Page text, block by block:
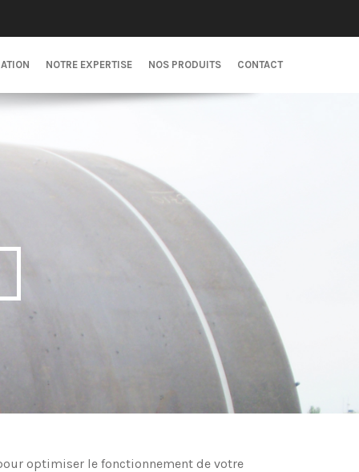
NOTRE EXPERTISE NOS PRODUITS CONTACT
optimiser le fonctionnement de votre